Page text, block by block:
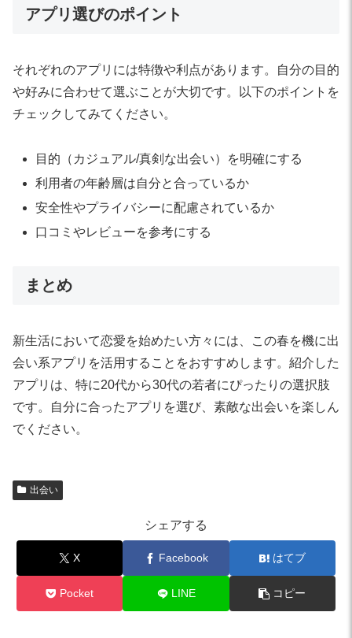
アプリ選びのポイント
それぞれのアプリには特徴や利点があります。自分の目的
や好みに合わせて選ぶことが大切です。以下のポイントを
チェックしてみてください。
目的（カジュアル/真剣な出会い）を明確にする
利用者の年齢層は自分と合っているか
安全性やプライバシーに配慮されているか
口コミやレビューを参考にする
まとめ
新生活において恋愛を始めたい方々には、この春を機に出
会い系アプリを活用することをおすすめします。紹介した
アプリは、特に20代から30代の若者にぴったりの選択肢
です。自分に合ったアプリを選び、素敵な出会いを楽しん
でください。
出会い
シェアする
X Facebook はてブ
Pocket LINE コピー